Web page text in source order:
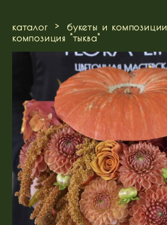
каталог > букеты и композиции
композиция "тыква"